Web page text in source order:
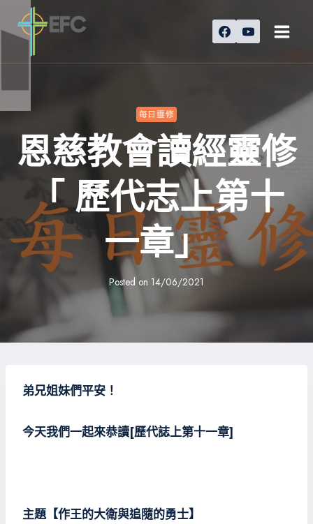
to
每日靈修
恩慈教會讀經靈修
「 歷代志上第十
一章」
Posted on 14/06/2021
弟兄姐妹們平安！
今天我們一起來恭讀[歷代誌上第十一章]
主題【作王的大衛與追隨的勇士】